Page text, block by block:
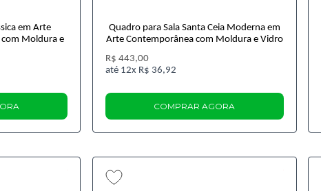
em Arte
com Moldura e
Quadro para Sala Santa Ceia Moderna em
Arte Contemporânea com Moldura e Vidro
R$ 443,00
12x R$ 36,92
COMPRAR AGORA